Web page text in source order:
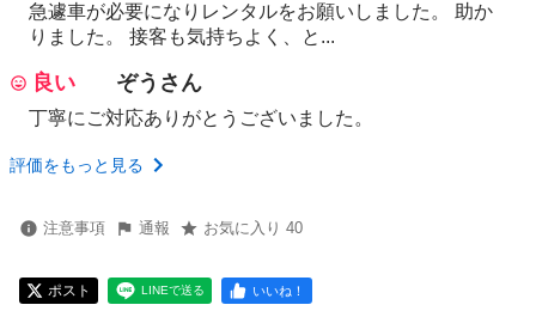
急遽車が必要になりレンタルをお願いしました。 助か
りました。 接客も気持ちよく、と...
良い ぞうさん
丁寧にご対応ありがとうございました。
評価をもっと見る
注意事項 通報 お気に入り 40
ポスト LINEで送る いいね！